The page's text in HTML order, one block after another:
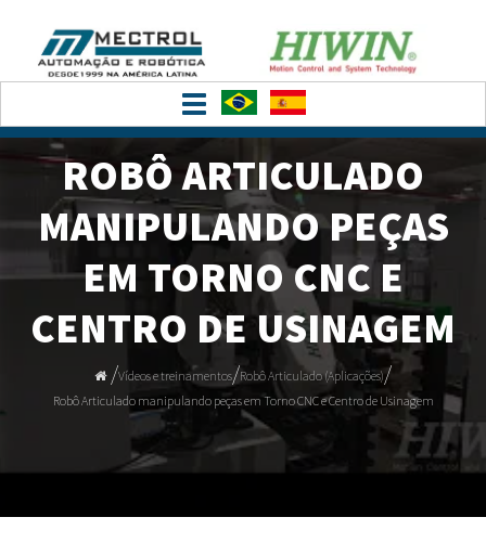
Toggle
navigation
ROBÔ ARTICULADO
MANIPULANDO PEÇAS
EM TORNO CNC E
CENTRO DE USINAGEM
/Vídeos e treinamentos/Robô Articulado (Aplicações)/
Robô Articulado manipulando peças em Torno CNC e Centro de Usinagem